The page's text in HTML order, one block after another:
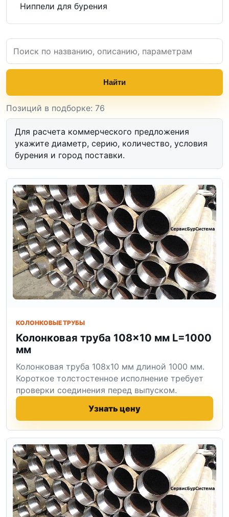
Ниппели для бурения
Найти
Позиций в подборке: 76
Для расчета коммерческого предложения
укажите диаметр, серию, количество, условия
бурения и город поставки.
КОЛОНКОВЫЕ ТРУБЫ
Колонковая труба 108×10 мм L=1000
мм
Колонковая труба 108x10 мм длиной 1000 мм.
Короткое толстостенное исполнение требует
проверки соединения перед выпуском.
Узнать цену